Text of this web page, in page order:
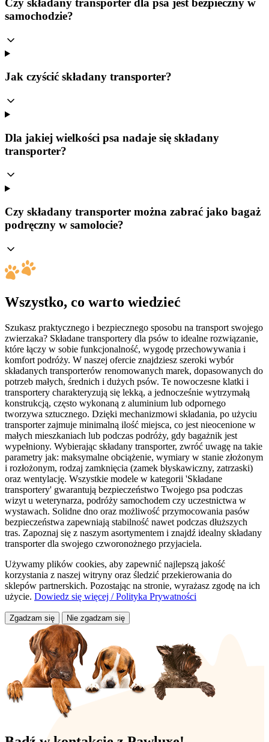
Czy składany transporter dla psa jest bezpieczny w
samochodzie?
Jak czyścić składany transporter?
Dla jakiej wielkości psa nadaje się składany
transporter?
Czy składany transporter można zabrać jako bagaż
podręczny w samolocie?
Wszystko, co warto wiedzieć
Szukasz praktycznego i bezpiecznego sposobu na transport swojego
zwierzaka? Składane transportery dla psów to idealne rozwiązanie,
które łączy w sobie funkcjonalność, wygodę przechowywania i
komfort podróży. W naszej ofercie znajdziesz szeroki wybór
składanych transporterów renomowanych marek, dopasowanych do
potrzeb małych, średnich i dużych psów. Te nowoczesne klatki i
transportery charakteryzują się lekką, a jednocześnie wytrzymałą
konstrukcją, często wykonaną z aluminium lub odpornego
tworzywa sztucznego. Dzięki mechanizmowi składania, po użyciu
transporter zajmuje minimalną ilość miejsca, co jest nieocenione w
małych mieszkaniach lub podczas podróży, gdy bagażnik jest
wypełniony. Wybierając składany transporter, zwróć uwagę na takie
parametry jak: maksymalne obciążenie, wymiary w stanie złożonym
i rozłożonym, rodzaj zamknięcia (zamek błyskawiczny, zatrzaski)
oraz wentylację. Wszystkie modele w kategorii 'Składane
transportery' gwarantują bezpieczeństwo Twojego psa podczas
wizyt u weterynarza, podróży samochodem czy uczestnictwa w
wystawach. Solidne dno oraz możliwość przymocowania pasów
bezpieczeństwa zapewniają stabilność nawet podczas dłuższych
tras. Zapoznaj się z naszym asortymentem i znajdź idealny składany
transporter dla swojego czworonożnego przyjaciela.
Używamy plików cookies, aby zapewnić najlepszą jakość
korzystania z naszej witryny oraz śledzić przekierowania do
sklepów partnerskich. Pozostając na stronie, wyrażasz zgodę na ich
użycie. Dowiedz się więcej / Polityka Prywatności
Zgadzam się Nie zgadzam się